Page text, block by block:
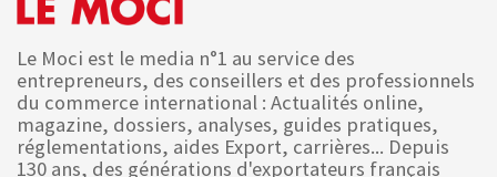
Le Moci est le media n°1 au service des
entrepreneurs, des conseillers et des professionnels
du commerce international : Actualités online,
magazine, dossiers, analyses, guides pratiques,
réglementations, aides Export, carrières... Depuis
130 ans, des générations d'exportateurs français